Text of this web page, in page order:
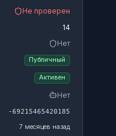
Не проверен
14
Нет
Публичный
Активен
Нет
-69215465420185
7 месяцев назад